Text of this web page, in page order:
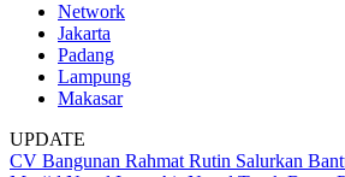
Network
Jakarta
Padang
Lampung
Makasar
UPDATE
CV Bangunan Rahmat Rutin Salurkan